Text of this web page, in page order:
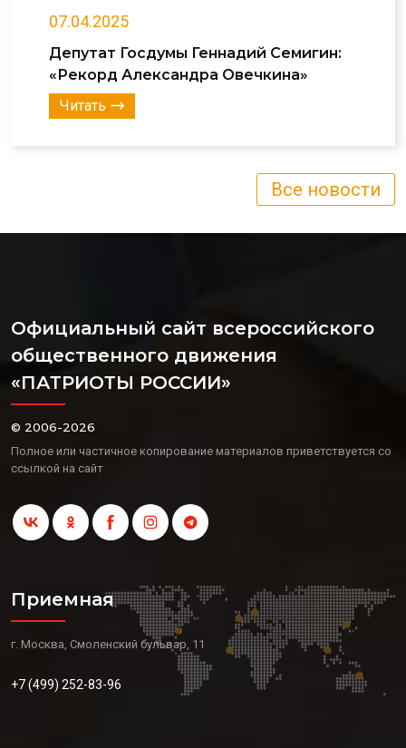
07.04.2025
Депутат Госдумы Геннадий Семигин:
«Рекорд Александра Овечкина»
Читать
Все новости
Официальный сайт всероссийского
общественного движения
«ПАТРИОТЫ РОССИИ»
© 2006-2026
Полное или частичное копирование материалов приветствуется со
ссылкой на сайт
Приемная
г. Москва, Смоленский бульвар, 11
+7 (499) 252-83-96